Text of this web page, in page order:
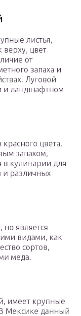
листья,
цвет
от
запаха и
Луговой
и ландшафтном
цвета.
запахом,
в кулинарии для
и различных
является
видами, как
сортов,
меда.
имеет крупные
Мексике данный